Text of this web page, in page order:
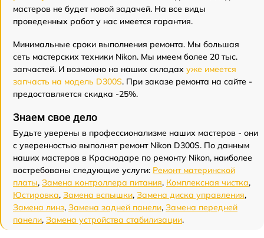
мастеров не будет новой задачей. На все виды
проведенных работ у нас имеется гарантия.
Минимальные сроки выполнения ремонта. Мы большая
сеть мастерских техники Nikon. Мы имеем более 20 тыс.
запчастей. И возможно на наших складах уже имеется
запчасть на модель D300S. При заказе ремонта на сайте -
предоставляется скидка -25%.
Знаем свое дело
Будьте уверены в профессионализме наших мастеров - они
с уверенностью выполнят ремонт Nikon D300S. По данным
наших мастеров в Краснодаре по ремонту Nikon, наиболее
востребованы следующие услуги: Ремонт материнской
платы, Замена контроллера питания, Комплексная чистка,
Юстировка, Замена вспышки, Замена диска управления,
Замена линз, Замена задней панели, Замена передней
панели, Замена устройства стабилизации.